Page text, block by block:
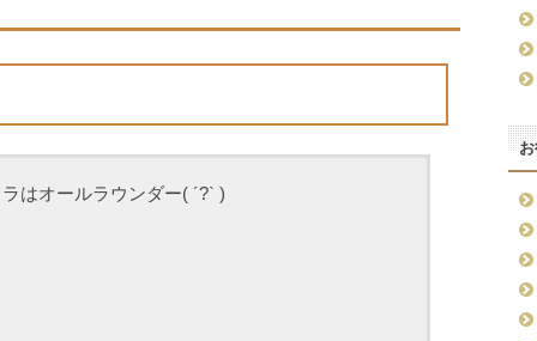
はオールラウンダー( ´?` )